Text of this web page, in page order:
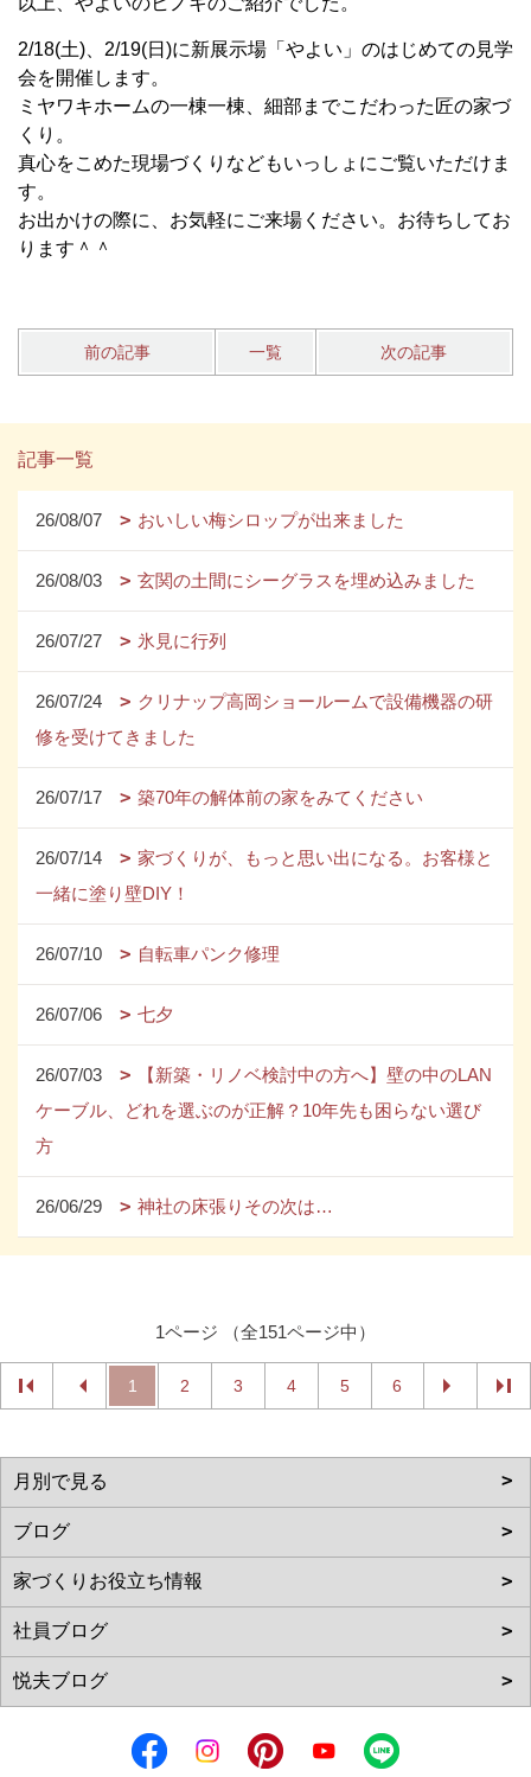
2/18(土)、2/19(日)に新展示場「やよい」のはじめての見学
会を開催します。
ミヤワキホームの一棟一棟、細部までこだわった匠の家づ
くり。
真心をこめた現場づくりなどもいっしょにご覧いただけま
す。
お出かけの際に、お気軽にご来場ください。お待ちしてお
ります＾＾
前の記事 一覧 次の記事
記事一覧
26/08/07 おいしい梅シロップが出来ました
26/08/03 玄関の土間にシーグラスを埋め込みました
26/07/27 氷見に行列
26/07/24
クリナップ高岡ショールームで設備機器の研
修を受けてきました
26/07/17 築70年の解体前の家をみてください
26/07/14
家づくりが、もっと思い出になる。お客様と
一緒に塗り壁DIY！
26/07/10 自転車パンク修理
26/07/06 七夕
26/07/03
【新築・リノベ検討中の方へ】壁の中のLAN
ケーブル、どれを選ぶのが正解？10年先も困らない選び
方
26/06/29 神社の床張りその次は…
1ページ （全151ページ中）
1 2 3 4 5 6